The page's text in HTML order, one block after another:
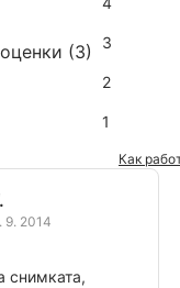
(3) 3
2
1
Как
9. 2014
снимката,